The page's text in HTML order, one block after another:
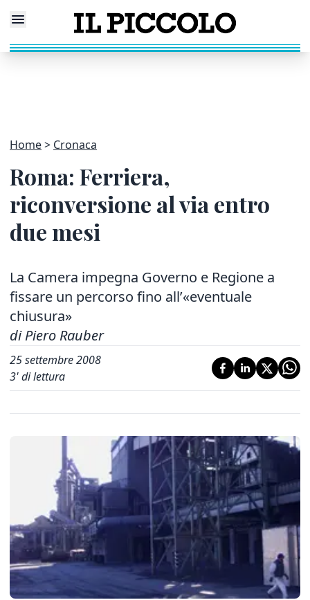
Home Cronaca
Roma: Ferriera,
riconversione al via entro
due mesi
La Camera impegna Governo e Regione a
fissare un percorso fino all’«eventuale
chiusura»
di Piero Rauber
25 settembre 2008
3' di lettura